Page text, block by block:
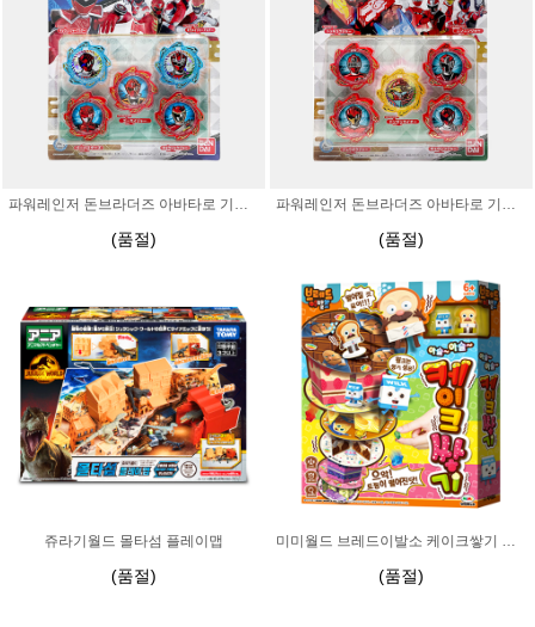
파워레인저 돈브라더즈 아바타로 기어 세트3
(품절)
파워레인저 돈브라더즈 아바타로 기어 세트2
(품절)
쥬라기월드 몰타섬 플레이맵
(품절)
미미월드 브레드이발소 케이크쌓기 보드게임
(품절)